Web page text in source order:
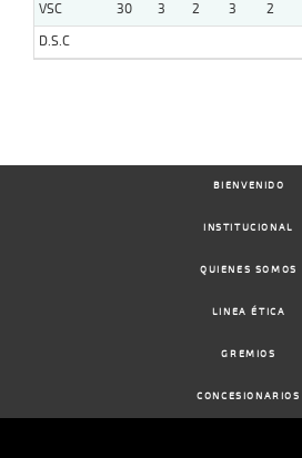
VSC
30 3 2 3 2
D.S.C
BIENVENIDO
INSTITUCIONAL
QUIENES SOMOS
LINEA ÉTICA
GREMIOS
CONCESIONARIOS